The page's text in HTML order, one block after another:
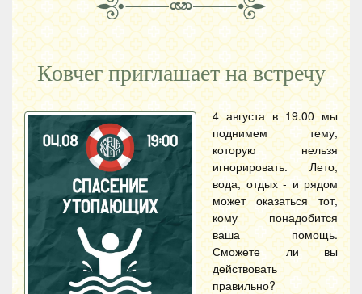
Ковчег приглашает на встречу
4 августа в 19.00 мы
поднимем тему,
которую нельзя
игнорировать. Лето,
вода, отдых - и рядом
может оказаться тот,
кому понадобится
ваша помощь.
Сможете ли вы
действовать
правильно?